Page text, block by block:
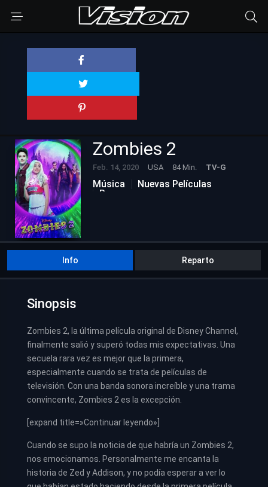
Zombies 2
Feb. 14, 2020 USA 84 Min. TV-G
Música
Nuevas Películas
Romance
Info Reparto
Sinopsis
Zombies 2, la última película original de Disney Channel,
finalmente salió y superó todas mis expectativas. Una
secuela rara vez es mejor que la primera,
especialmente cuando se trata de películas de
televisión. Con una banda sonora increíble y una trama
convincente, Zombies 2 es la excepción.
[expand title=»Continuar leyendo»]
Cuando se supo la noticia de que habría un Zombies 2,
nos emocionamos. Personalmente me encanta la
historia de Zed y Addison, y no podía esperar a ver lo